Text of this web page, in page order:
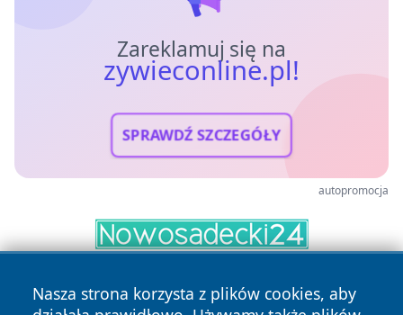
Zareklamuj się na
zywieconline.pl!
SPRAWDŹ SZCZEGÓŁY
autopromocja
Nasza strona korzysta z plików cookies, aby